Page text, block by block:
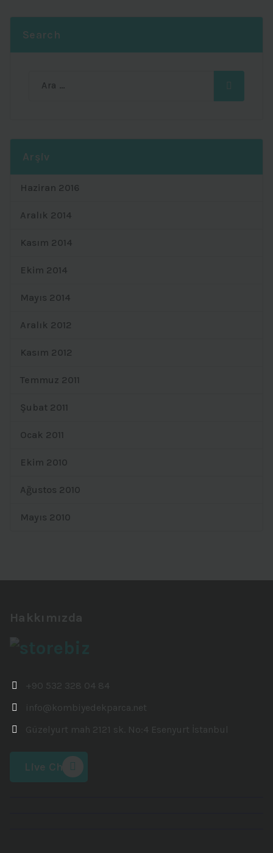
Search
Arşiv
Haziran 2016
Aralık 2014
Kasım 2014
Ekim 2014
Mayıs 2014
Aralık 2012
Kasım 2012
Temmuz 2011
Şubat 2011
Ocak 2011
Ekim 2010
Ağustos 2010
Mayıs 2010
Hakkımızda
+90 532 328 04 84
info@kombiyedekparca.net
Güzelyurt mah 2121 sk. No:4 Esenyurt İstanbul
Live Chat